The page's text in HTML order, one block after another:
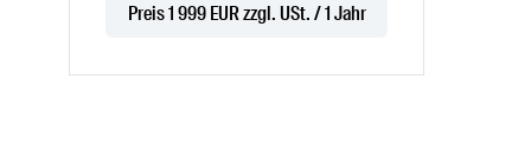
Preis 1 999 EUR zzgl. USt. / 1 Jahr